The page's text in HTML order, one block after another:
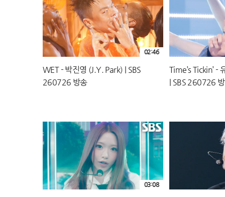
WET - 박진영 (J.Y. Park) | SBS
260726 방송
02:46
Time’s Tickin’ -
| SBS 260726
03:08